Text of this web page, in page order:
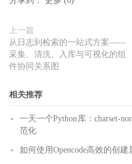
上一篇
从日志到检索的一站式方案——
采集、清洗、入库与可视化的组
件协同关系图
相关推荐
一天一个Python库：charset-
范化
如何使用Opencode高效的创